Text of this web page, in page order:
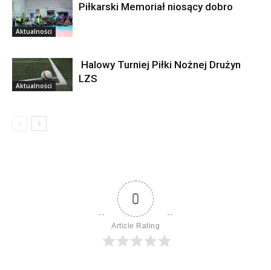
Aktualności
Piłkarski Memoriał niosący dobro
Aktualności
Halowy Turniej Piłki Nożnej Drużyn
LZS
0
Article Rating